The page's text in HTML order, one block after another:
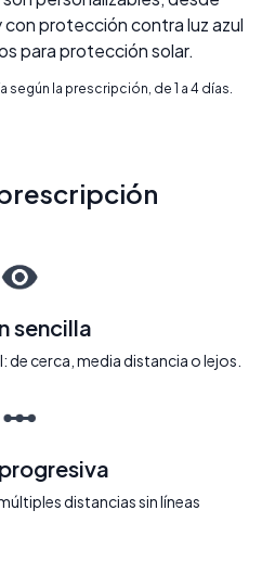
protección contra luz azul
para protección solar.
la prescripción, de 1 a 4 días.
sencilla
cerca, media distancia o lejos.
distancias sin líneas